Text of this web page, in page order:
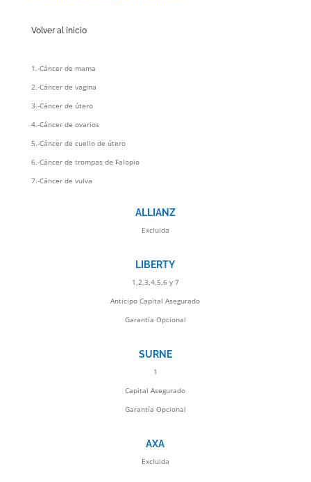
Volver al inicio
1.-Cáncer de mama
2.-Cáncer de vagina
3.-Cáncer de útero
4.-Cáncer de ovarios
5.-Cáncer de cuello de útero
6.-Cáncer de trompas de Falopio
7.-Cáncer de vulva
ALLIANZ
Excluida
LIBERTY
1,2,3,4,5,6 y 7
Anticipo Capital Asegurado
Garantía Opcional
SURNE
1
Capital Asegurado
Garantía Opcional
AXA
Excluida